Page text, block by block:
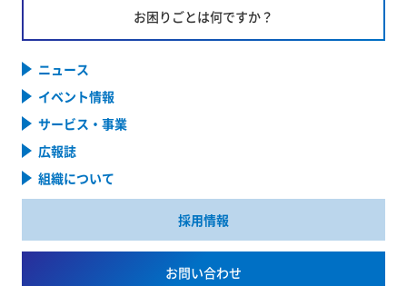
お困りごとは何ですか？
ニュース
イベント情報
サービス・事業
広報誌
組織について
採用情報
お問い合わせ